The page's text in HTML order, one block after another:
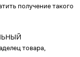
получение такого
товара,